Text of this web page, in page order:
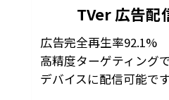
TVer 広告配
広告完全再生率92.1%
高精度ターゲティング
デバイスに配信可能です